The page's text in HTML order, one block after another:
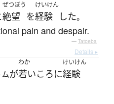
ぜつぼう
絶望 を
けいけん
経験 した。
pain and despair.
— Tatoeba
Details ▸
ムが
わか
若いころに
けいけん
経験